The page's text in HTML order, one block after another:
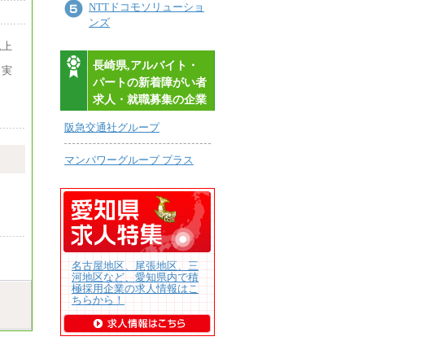
・
変
NTTドコモソリューショ
ンズ
長崎県,アルバイト・
パートの新着障がい者
求人・就職募集の企業
阪急交通社グループ
マンパワーグループ プラス
名古屋地区、尾張地区、三
河地区など、愛知県内で積
極採用企業の求人情報はこ
ちらから！